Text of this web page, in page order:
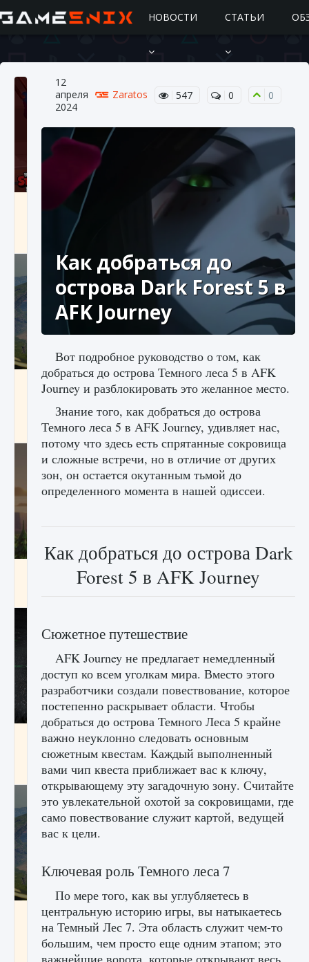
НОВОСТИ СТАТЬИ
Подробное руководство по получению
самоцветов Brawl Stars
10 августа 2024 0
Как исправить ошибку Palworld «Идет
сохранение мира — Невозможно начать
сохранение данных мира»
9 августа 2024 2 511 0 0
Как заработать медали лиги Clash of Clans
лицензии, лиги, команды и стадионы в EA
9 августа 2024 2 395 0 2
Как исправить ошибку Palworld EPalworld
«Идет сохранение мира — Невозможно
начать сохранение данных мира»
9 августа 2024 2 711 0 0
12
апреля
2024
Zaratos 547 0 0
Как добраться до
острова Dark Forest 5 в
AFK Journey
Вот подробное руководство о том, как
добраться до острова Темного леса 5 в AFK
Journey и разблокировать это желанное место.
Знание того, как добраться до острова
Темного леса 5 в AFK Journey, удивляет нас,
потому что здесь есть спрятанные сокровища
и сложные встречи, но в отличие от других
зон, он остается окутанным тьмой до
определенного момента в нашей одиссеи.
Как добраться до острова Dark
Forest 5 в AFK Journey
Сюжетное путешествие
AFK Journey не предлагает немедленный
доступ ко всем уголкам мира. Вместо этого
разработчики создали повествование, которое
постепенно раскрывает области. Чтобы
добраться до острова Темного Леса 5 крайне
важно неуклонно следовать основным
сюжетным квестам. Каждый выполненный
вами чип квеста приближает вас к ключу,
открывающему эту загадочную зону. Считайте
это увлекательной охотой за сокровищами, где
само повествование служит картой, ведущей
вас к цели.
Ключевая роль Темного леса 7
По мере того, как вы углубляетесь в
центральную историю игры, вы натыкаетесь
на Темный Лес 7. Эта область служит чем-то
большим, чем просто еще одним этапом; это
важнейшие ворота, которые открывают весь